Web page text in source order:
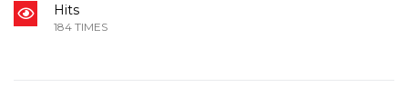
Hits
184 TIMES